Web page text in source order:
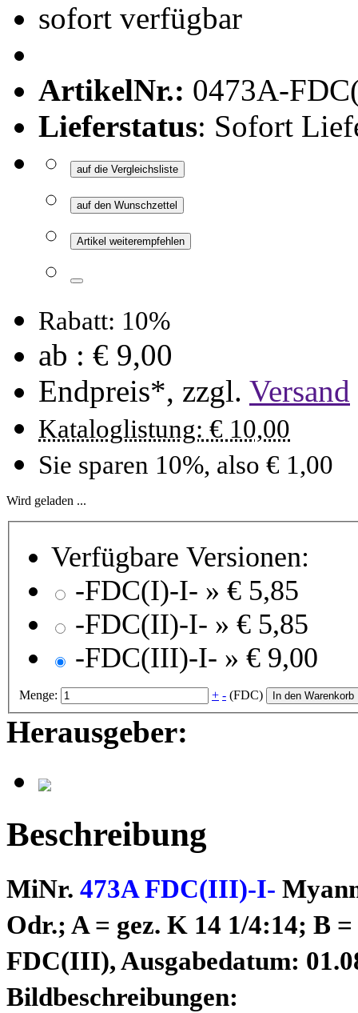
sofort verfügbar
ArtikelNr.: 0473A-
Lieferstatus: Sofort
auf die Vergleichsliste
auf den Wunschzettel
Artikel weiterempfehlen
Rabatt: 10%
ab : € 9,00
Endpreis*, zzgl. Versand
Kataloglistung: € 10,00
Sie sparen 10%, also € 1,00
Wird geladen ...
Verfügbare Versionen:
-FDC(I)-I- » € 5,85
-FDC(II)-I- » € 5,85
-FDC(III)-I- » € 9,00
Menge: + - (FDC) In den Warenkorb
Herausgeber:
Beschreibung
MiNr. 473A FDC(III)-I-
Odr.; A = gez. K 14 1/4:14; B
FDC(III), Ausgabedatum:
Bildbeschreibungen: